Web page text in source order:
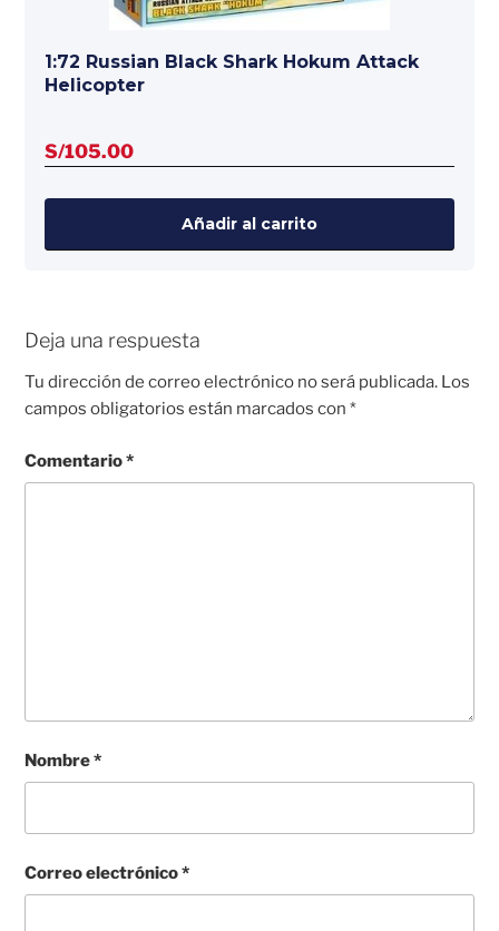
1:72 Russian Black Shark Hokum Attack
Helicopter
S/105.00
Añadir al carrito
Deja una respuesta
Tu dirección de correo electrónico no será publicada. Los
campos obligatorios están marcados con*
Comentario*
Nombre*
Correo electrónico*